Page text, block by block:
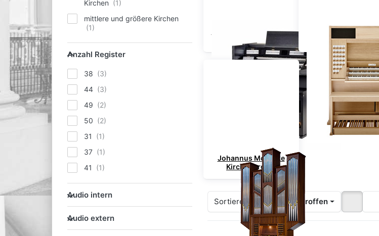
Kirchen
mittlere und größere Kirchen
Anzahl Register
Anzahl Register
38
44
49
50
31
37
41
Audio intern
Audio intern
Audio extern
Audio extern
Johannus Vivaldi Serie Johannus LiVe Serie
Johannus Monarke
Kirchenorgeln
Sortiere nachNeu eingetroffen